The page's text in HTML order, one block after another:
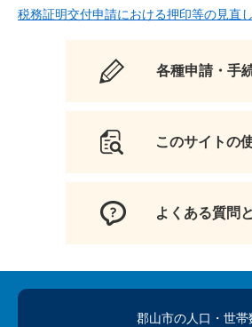
税務証明交付申請における押印等の見直
各種申請・手
このサイトの
よくある質問
郡山市の人口 ・世帯